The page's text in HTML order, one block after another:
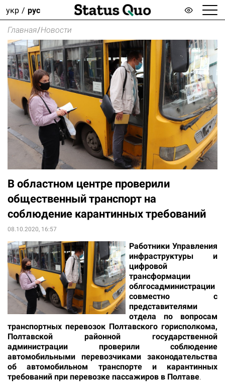
укр рус
Главная/Новости
В областном центре проверили
общественный транспорт на
соблюдение карантинных требований
08.10.2020, 16:57
Работники Управления
инфраструктуры и
цифровой
трансформации
облгосадминистрации
совместно с
представителями
отдела по вопросам
транспортных перевозок Полтавского горисполкома,
Полтавской районной государственной
администрации проверили соблюдение
автомобильными перевозчиками законодательства
об автомобильном транспорте и карантинных
требований при перевозке пассажиров в Полтаве.